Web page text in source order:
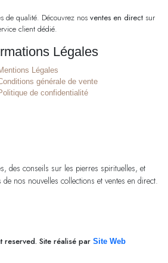
de qualité. Découvrez nos ventes en direct sur
client dédié.
Légales
Légales
générale de vente
de confidentialité
des conseils sur les pierres spirituelles, et
nos nouvelles collections et ventes en direct.
Site réalisé par Site Web